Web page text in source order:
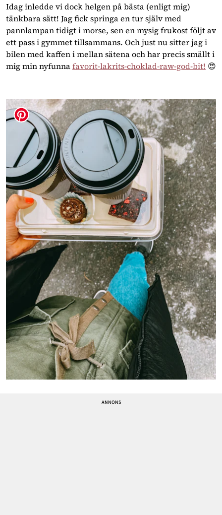
Idag inledde vi dock helgen på bästa (enligt mig)
tänkbara sätt! Jag fick springa en tur själv med
pannlampan tidigt i morse, sen en mysig frukost följt av
ett pass i gymmet tillsammans. Och just nu sitter jag i
bilen med kaffen i mellan sätena och har precis smällt i
mig min nyfunna favorit-lakrits-choklad-raw-god-bit! 😍